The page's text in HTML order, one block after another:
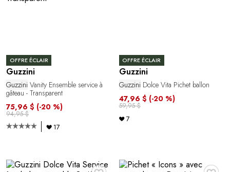
OFFRE ÉCLAIR
Guzzini
Guzzini Vanity Ensemble service à
gâteau - Transparent
75,96 $ (-20 %)
94,95 $
17
OFFRE ÉCLAIR
Guzzini
Guzzini Dolce Vita Pichet ballon
47,96 $ (-20 %)
59,95 $
7
♥ ♥